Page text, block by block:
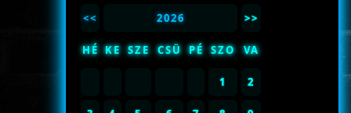
<< 2026 >>
HÉ KE SZE CSÜ PÉ SZO VA
1 2